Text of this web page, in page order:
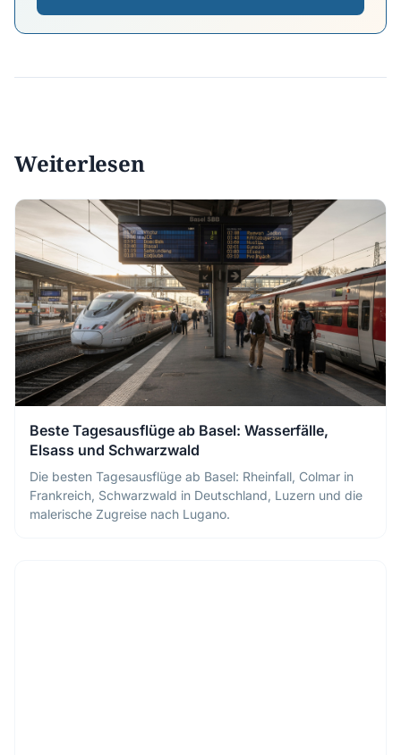
Weiterlesen
Beste Tagesausflüge ab Basel: Wasserfälle,
Elsass und Schwarzwald
Die besten Tagesausflüge ab Basel: Rheinfall, Colmar in
Frankreich, Schwarzwald in Deutschland, Luzern und die
malerische Zugreise nach Lugano.